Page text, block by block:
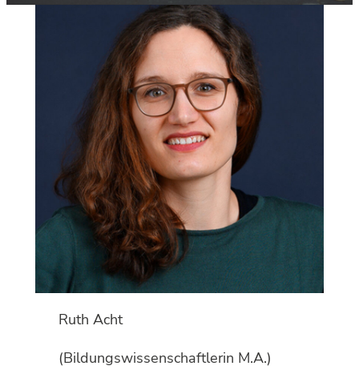
Ruth Acht
(Bildungswissenschaftlerin M.A.)